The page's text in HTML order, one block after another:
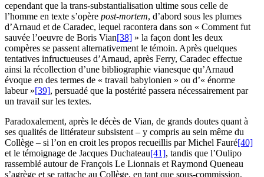
cependant que la trans-substantialisation ultime sous celle de
l’homme en texte s’opère post-mortem, d’abord sous les plumes
d’Arnaud et de Caradec, lequel racontera dans son « Comment fut
sauvée l’oeuvre de Boris Vian[38] » la façon dont les deux
compères se passent alternativement le témoin. Après quelques
tentatives infructueuses d’Arnaud, après Ferry, Caradec effectue
ainsi la récollection d’une bibliographie vianesque qu’Arnaud
évoque en des termes de « travail babylonien » ou d’« énorme
labeur »[39], persuadé que la postérité passera nécessairement par
un travail sur les textes.
Paradoxalement, après le décès de Vian, de grands doutes quant à
ses qualités de littérateur subsistent – y compris au sein même du
Collège – si l’on en croit les propos recueillis par Michel Fauré[40]
et le témoignage de Jacques Duchateau[41], tandis que l’Oulipo
rassemblé autour de François Le Lionnais et Raymond Queneau
s’agrège et se rattache au Collège, en tant que sous-commission,